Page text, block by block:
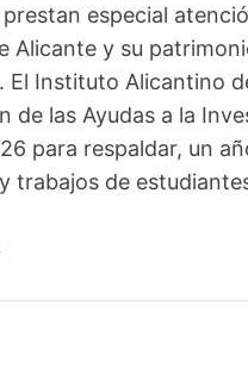
prestan especial
Alicante y su
El Instituto Alicantino
de las Ayudas a la
para respaldar, un
trabajos de